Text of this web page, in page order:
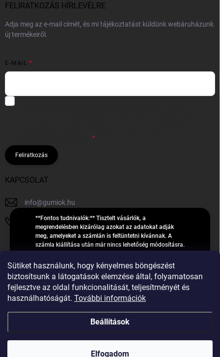
Sütiket használunk, hogy kényelmes böngészést
biztosítsunk a látogatások elemzése által, folyamatosan
fejlesztve az oldal funkcionalitását, teljesítményét és
használhatóságát. További információk
Beállítások
Elfogadom
**Fontos tudnivalók:** Tisztelt vásárlók, a
megrendelésben kizárólag azokat az adatokat adják
meg, amelyeket a számlán is feltüntetni kívánnak. A
számla kiállítása után már nincs lehetőség módosításra.
feldolgozása” státusz alatt van lehetőség! Csak új,
**2023-ban, 2024-ben vagy 2025-ben** gyártott
gumiabroncsokat árusítunk – a gumik **pontos DOT-
számáról nem adunk felvilágosítást**! Köszönjük. A
feldolgozás alatt álló nagyszámú megrendelésre
vagy feldolgozásáról való tájékoztatásra. Csak
válaszolunk a **[gumisuperke@gmail.com]
(mailto:gumisuperke@gmail.com)** címre küldött e-mail
FELIRATKOZÁS HÍRLEVÉLRE
Adja meg az e-mail címét, és mi tájékoztatást küldünk webáruházunk
új termékeiről.
E-MAIL
Feliratkozás
KAPCSOLAT
info@gumiok.hu
+36705429902
R
U
K
E
R
Árukereső.hu
gumiok
GumiOK.hu webáruház